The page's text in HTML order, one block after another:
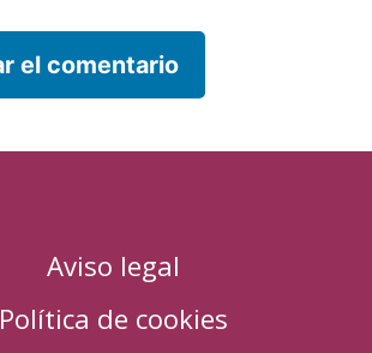
Aviso legal
Política de cookies